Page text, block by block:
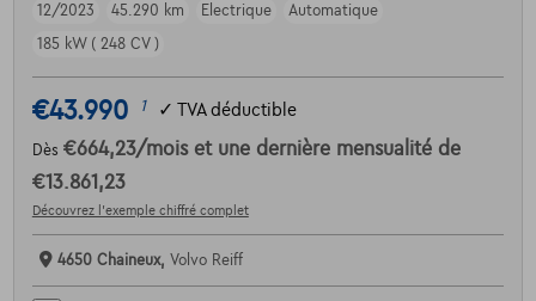
12/2023
45.290 km Electrique
Automatique
185 kW ( 248 CV )
€43.990 1 ✓ TVA déductible
Dès €664,23/mois et une dernière mensualité de
€13.861,23
Découvrez l’exemple chiffré complet
4650 Chaineux, Volvo Reiff